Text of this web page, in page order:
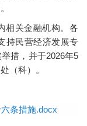
相关金融机构。各
持民营经济发展专
措，并于2026年5
（科）。
条措施.docx